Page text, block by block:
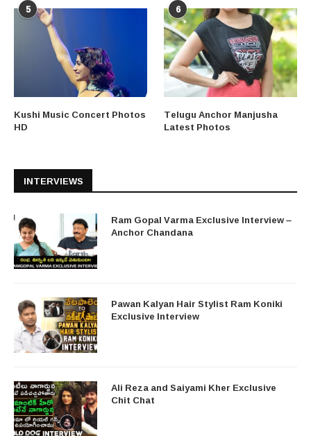
5
Kushi Music Concert Photos
HD
6
Telugu Anchor Manjusha
Latest Photos
INTERVIEWS
Ram Gopal Varma Exclusive Interview –
Anchor Chandana
Pawan Kalyan Hair Stylist Ram Koniki
Exclusive Interview
Ali Reza and Saiyami Kher Exclusive
Chit Chat